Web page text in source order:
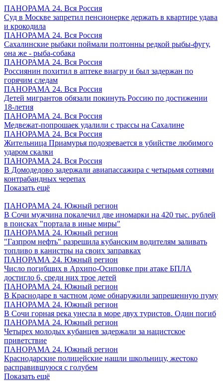
ПАНОРАМА 24. Вся Россия
Суд в Москве запретил пенсионерке держать в квартире удава
и крокодила
ПАНОРАМА 24. Вся Россия
Сахалинские рыбаки поймали полтонны редкой рыбы-фугу,
она же - рыба-собака
ПАНОРАМА 24. Вся Россия
Россиянин похитил в аптеке виагру и был задержан по
горячим следам
ПАНОРАМА 24. Вся Россия
Детей мигрантов обязали покинуть Россию по достижении
18-летия
ПАНОРАМА 24. Вся Россия
Медвежат-попрошаек удалили с трассы на Сахалине
ПАНОРАМА 24. Вся Россия
Жительница Приамурья подозревается в убийстве любимого
ударом скалки
ПАНОРАМА 24. Вся Россия
В Домодедово задержали авиапассажира с четырьмя сотнями
контрабандных черепах
Показать ещё
ПАНОРАМА 24. Южный регион
В Сочи мужчина покалечил две иномарки на 420 тыс. рублей
в поисках "портала в иные миры"
ПАНОРАМА 24. Южный регион
"Газпром нефть" разрешила кубанским водителям заливать
топливо в канистры на своих заправках
ПАНОРАМА 24. Южный регион
Число погибших в Архипо-Осиповке при атаке БПЛА
достигло 6, среди них трое детей
ПАНОРАМА 24. Южный регион
В Краснодаре в частном доме обнаружили запрещенную пуму
ПАНОРАМА 24. Южный регион
В Сочи горная река унесла в море двух туристов. Один погиб
ПАНОРАМА 24. Южный регион
Четырех молодых кубанцев задержали за нацистское
приветствие
ПАНОРАМА 24. Южный регион
Краснодарские полицейские нашли школьницу, жестоко
расправившуюся с голубем
Показать ещё